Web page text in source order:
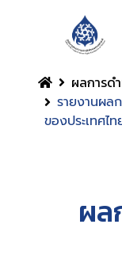
ผลการด
รายงานผล
ของประเทศไท
ผล